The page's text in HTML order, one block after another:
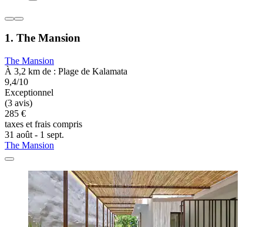
1. The Mansion
The Mansion
À 3,2 km de : Plage de Kalamata
9,4/10
Exceptionnel
(3 avis)
285 €
taxes et frais compris
31 août - 1 sept.
The Mansion